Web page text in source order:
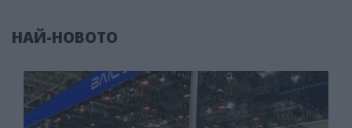
НАЙ-НОВОТО